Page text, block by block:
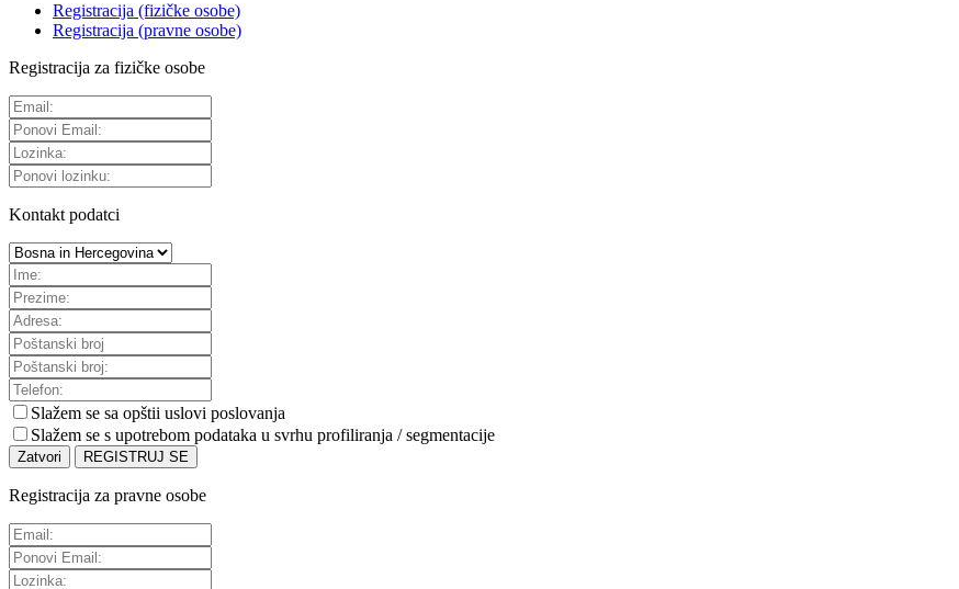
Registracija (fizičke osobe)
Registracija (pravne osobe)
Registracija za fizičke osobe
Kontakt podatci
Slažem se sa opštii uslovi poslovanja
Slažem se s upotrebom podataka u svrhu profiliranja / segmentacije
Zatvori REGISTRUJ SE
Registracija za pravne osobe